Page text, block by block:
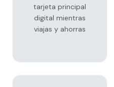
tarjeta principal
digital mientras
viajas y ahorras